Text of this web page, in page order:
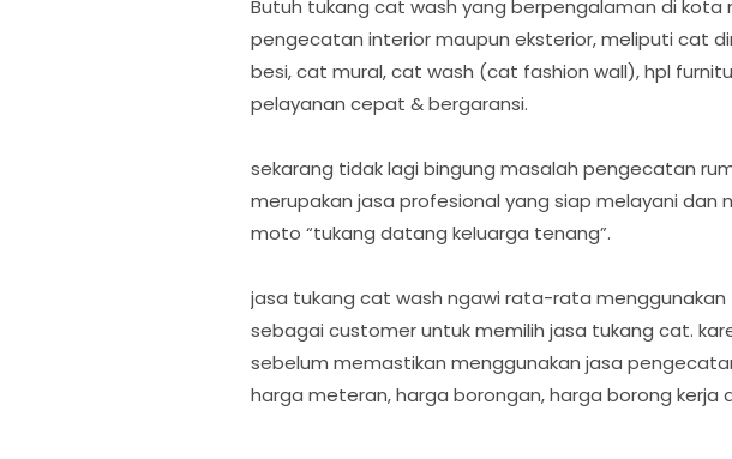
Butuh tukang cat wash yang berpengalaman di
pengecatan interior maupun eksterior, meliputi cat
besi, cat mural, cat wash (cat fashion wall), hpl
pelayanan cepat & bergaransi.
sekarang tidak lagi bingung masalah pengecatan
merupakan jasa profesional yang siap melayani
moto “tukang datang keluarga tenang”.
jasa tukang cat wash ngawi rata-rata
sebagai customer untuk memilih jasa tukang cat.
sebelum memastikan menggunakan jasa
harga meteran, harga borongan, harga borong kerja